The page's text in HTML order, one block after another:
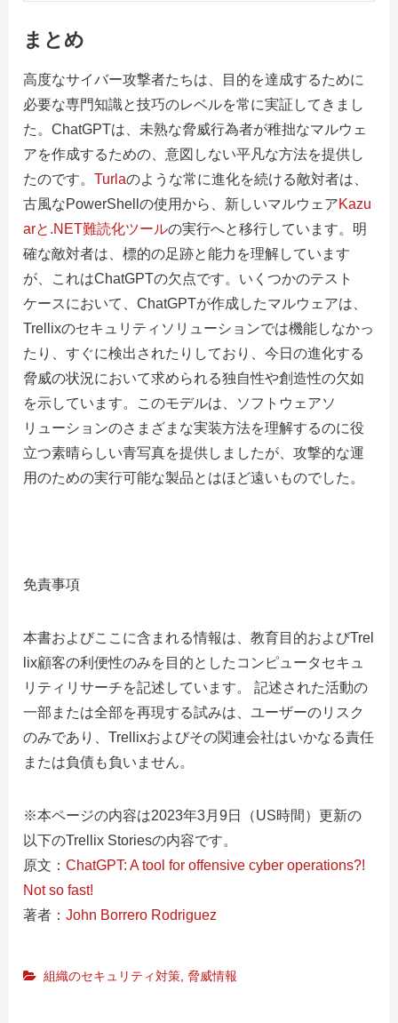
まとめ
高度なサイバー攻撃者たちは、目的を達成するために
必要な専門知識と技巧のレベルを常に実証してきまし
た。ChatGPTは、未熟な脅威行為者が稚拙なマルウェ
アを作成するための、意図しない平凡な方法を提供し
たのです。 Turlaのような常に進化を続ける敵対者は、
古風なPowerShellの使用から、新しいマルウェアKazu
arと.NET難読化ツールの実行へと移行しています。明
確な敵対者は、標的の足跡と能力を理解しています
が、これはChatGPTの欠点です。いくつかのテスト
ケースにおいて、ChatGPTが作成したマルウェアは、
Trellixのセキュリティソリューションでは機能しなかっ
たり、すぐに検出されたりしており、今日の進化する
脅威の状況において求められる独自性や創造性の欠如
を示しています。このモデルは、ソフトウェアソ
リューションのさまざまな実装方法を理解するのに役
立つ素晴らしい青写真を提供しましたが、攻撃的な運
用のための実行可能な製品とはほど遠いものでした。
免責事項
本書およびここに含まれる情報は、教育目的およびTrel
lix顧客の利便性のみを目的としたコンピュータセキュ
リティリサーチを記述しています。 記述された活動の
一部または全部を再現する試みは、ユーザーのリスク
のみであり、Trellixおよびその関連会社はいかなる責任
または負債も負いません。
※本ページの内容は2023年3月9日（US時間）更新の
以下のTrellix Storiesの内容です。
原文： ChatGPT: A tool for offensive cyber operations?!
Not so fast!
著者： John Borrero Rodriguez
組織のセキュリティ対策, 脅威情報